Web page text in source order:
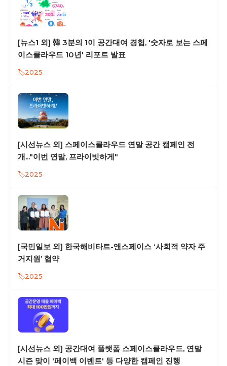
[뉴스1 외] 韓 3분의 1이 공간대여 경험, '숫자로 보는 스페
이스클라우드 10년' 리포트 발표
2025
[시선뉴스 외] 스페이스클라우드 연말 공간 캠페인 전
개..."이번 연말, 프라이빗하게"
2025
[국민일보 외] 한국해비타트-앤스페이스 ‘사회적 약자 주
거지원’ 협약
2025
[시선뉴스 외] 공간대여 플랫폼 스페이스클라우드, 연말
시즌 맞이 '페이백 이벤트' 등 다양한 캠페인 진행